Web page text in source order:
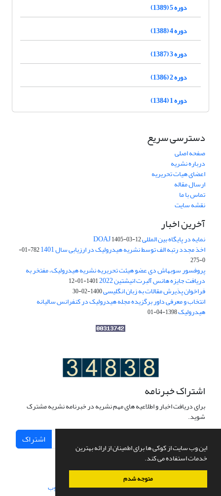
این وب سایت از کوکی ها برای اطمینان از ارائه بهترین
خدمات استفاده می کند.
متوجه شدم
دوره 5 (1389)
دوره 4 (1388)
دوره 3 (1387)
دوره 2 (1386)
دوره 1 (1384)
دسترسی سریع
صفحه اصلی
درباره نشریه
اعضای هیات تحریریه
ارسال مقاله
تماس با ما
نقشه سایت
آخرین اخبار
نمایه در پایگاه بین المللی DOAJ1405-03-12
اخذ مجدد رتبه الف توسط نشریه هیدرولیک در ارزیابی سال 1401
782-01-
0-275
پروفسور سوبهاش دی عضو هیئت تحریریه نشریه هیدرولیک، مفتخر به
دریافت جایزه هانس آلبرت انیشتین 2022 1401-01-12
فراخوان پذیرش مقالات به زبان انگلیسی1400-02-30
انتخاب و معرفی داور برگزیده مجله هیدرولیک در کنفرانس سالیانه
هیدرولیک1398-04-01
اشتراک خبرنامه
برای دریافت اخبار و اطلاعیه های مهم نشریه در خبرنامه نشریه مشترک
شوید.
اشتراک
سامانه مدیریت نشریات علمی.طراحی و پیاده سازی از سیناوب